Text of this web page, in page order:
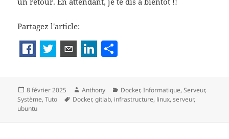
Partagez l'article:
a
Publié
le
8 février 2025 Auteur
Anthony Catégories
Docker,Informatique,Serveur,
Système,Tuto
Mots-
Docker,gitlab, infrastructure, linux,serveur,
ubuntu